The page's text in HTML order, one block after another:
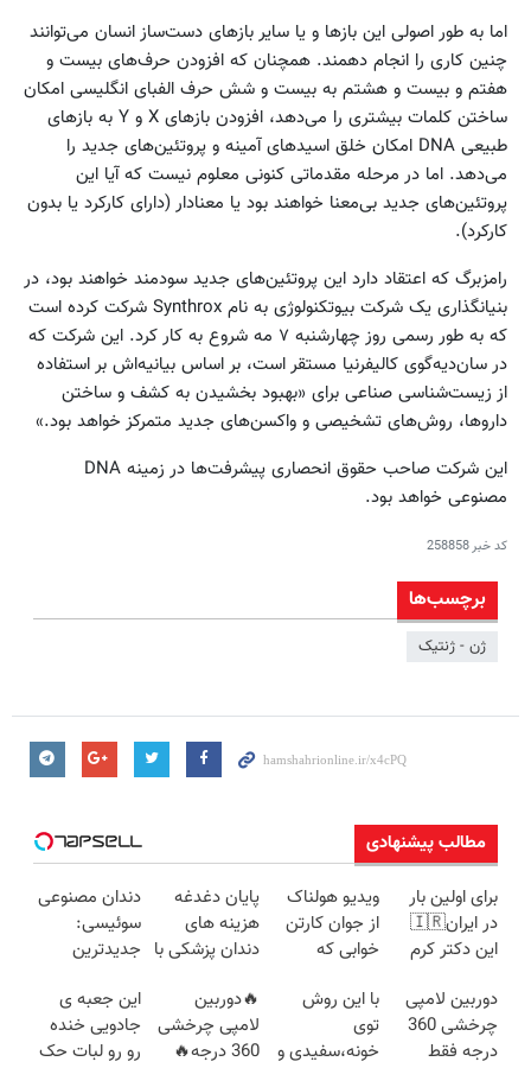
اما به طور اصولی این بازها و یا سایر بازهای دست‌ساز انسان می‌توانند
چنین کاری را انجام دهمند. همچنان که افزودن حرف‌های بیست و
هفتم و بیست و هشتم به بیست و شش حرف الفبای انگلیسی امکان
ساختن کلمات بیشتری را می‌دهد، افزودن بازهای X و Y به بازهای
طبیعی DNA امکان خلق اسیدهای آمینه و پروتئین‌های جدید را
می‌دهد. اما در مرحله مقدماتی کنونی معلوم نیست که آیا این
پروتئین‌های جدید بی‌معنا خواهند بود یا معنادار (دارای کارکرد یا بدون
کارکرد).
رامزبرگ که اعتقاد دارد این پروتئین‌های جدید سودمند خواهند بود، در
بنیانگذاری یک شرکت بیوتکنولوژی به نام Synthrox شرکت کرده است
که به طور رسمی روز چهارشنبه ۷ مه شروع به کار کرد. این شرکت که
در سان‌دیه‌گوی کالیفرنیا مستقر است، بر اساس بیانیه‌اش بر استفاده
از زیست‌شناسی صناعی برای «بهبود بخشیدن به کشف و ساختن
داروها، روش‌های تشخیصی و واکسن‌های جدید متمرکز خواهد بود.»
این شرکت صاحب حقوق انحصاری پیشرفت‌ها در زمینه DNA
مصنوعی خواهد بود.
کد خبر258858
برچسب‌ها
ژن - ژنتیک
مطالب پیشنهادی
برای اولین بار
در ایران🇮🇷
این دکتر کرم
روزه ساخت!
ویدیو هولناک
از جوان کارتن
خوابی که
آموزش رایگان
پایان دغدغه
هزینه های
دندان پزشکی با
کننده خانگی
دندان مصنوعی
سوئیسی:
جدیدترین
سبک و مقاوم |
پرداخت قسطی
دوربین لامپی
چرخشی 360
درجه فقط
با این روش
توی
خونه،سفیدی و
🔥دوربین
لامپی چرخشی
360 درجه🔥
این جعبه ی
جادویی خنده
رو رو لبات حک